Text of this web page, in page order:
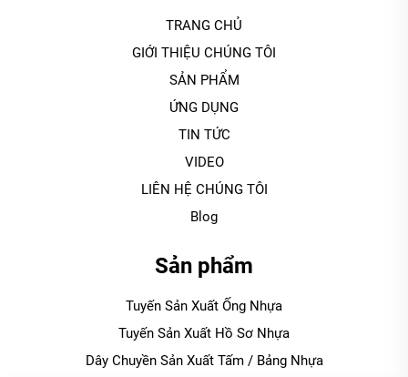
TRANG CHỦ
GIỚI THIỆU CHÚNG TÔI
SẢN PHẨM
ỨNG DỤNG
TIN TỨC
VIDEO
LIÊN HỆ CHÚNG TÔI
Blog
Sản phẩm
Tuyến Sản Xuất Ống Nhựa
Tuyến Sản Xuất Hồ Sơ Nhựa
Dây Chuyền Sản Xuất Tấm / Bảng Nhựa